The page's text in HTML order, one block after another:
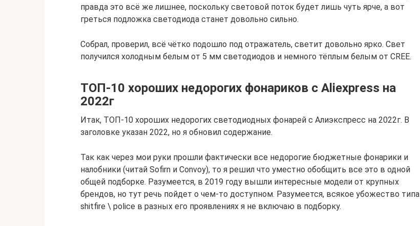
правда это всё же лишнее, поскольку световой поток будет лишь чуть ярче, а вот
греться подложка светодиода станет довольно сильно.
Собрал, проверил, всё чётко подошло под отражатель, светит довольно ярко. Свет
получился холодным белым от 5 мм светодиодов и немного тёплым белым от CREE.
ТОП-10 хороших недорогих фонариков c Aliexpress на
2022г
Итак, ТОП-10 хороших недорогих светодиодных фонарей c Алиэкспресс на 2022г. В
заголовке указан 2022, но я обновил содержание.
Так как через мои руки прошли фактически все недорогие бюджетные фонарики и
налобники (читай Sofirn и Convoy), то я решил что уместно обобщить все это в одной
общей подборке. Разумеется, в 2019 году вышли интересные модели от крупных
брендов, но тут речь пойдет о чем-то доступном. Разумеется, всякое убожество типа
shitfire \ police в разных его проявлениях я не включаю в подборку.